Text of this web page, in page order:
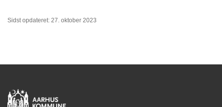
Sidst opdateret: 27. oktober 2023